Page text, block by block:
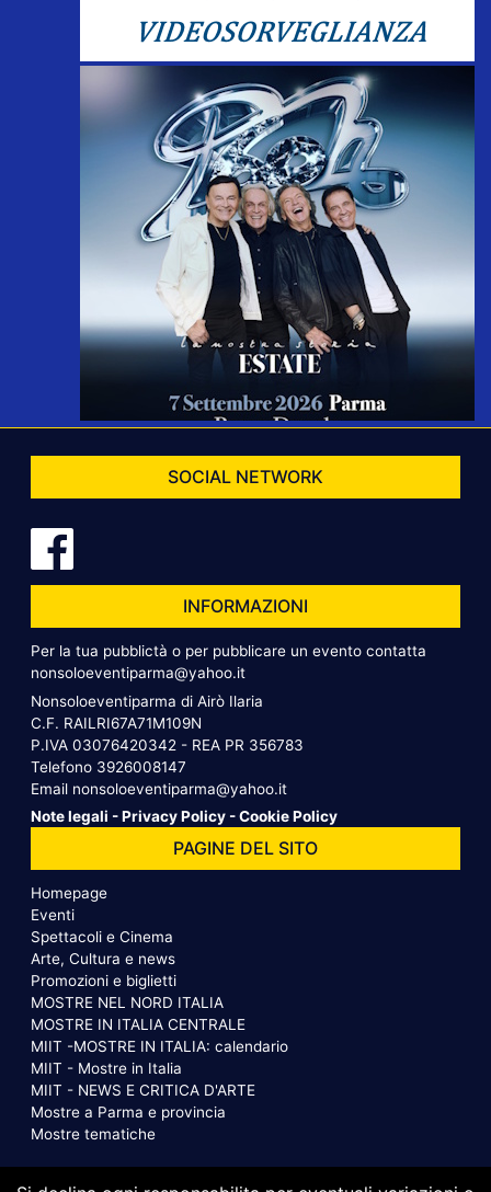
SOCIAL NETWORK
INFORMAZIONI
Per la tua pubblictà o per pubblicare un evento contatta
nonsoloeventiparma@yahoo.it
Nonsoloeventiparma di Airò Ilaria
C.F. RAILRI67A71M109N
P.IVA 03076420342 - REA PR 356783
Telefono 3926008147
Email nonsoloeventiparma@yahoo.it
Note legali -Privacy Policy -Cookie Policy
PAGINE DEL SITO
Homepage
Eventi
Spettacoli e Cinema
Arte, Cultura e news
Promozioni e biglietti
MOSTRE NEL NORD ITALIA
MOSTRE IN ITALIA CENTRALE
MIIT -MOSTRE IN ITALIA: calendario
MIIT - Mostre in Italia
MIIT - NEWS E CRITICA D'ARTE
Mostre a Parma e provincia
Mostre tematiche